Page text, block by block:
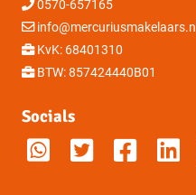
0570-657165
info@mercuriusmakelaars.nl
KvK: 68401310
BTW: 857424440B01
Socials